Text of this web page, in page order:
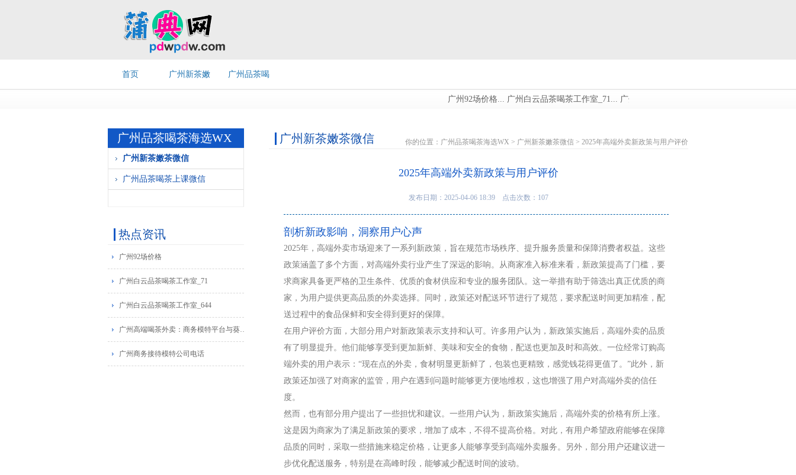
首页 广州新茶嫩 广州品茶喝
广州92场价格... 广州白云品茶喝茶工作室_71... 广州白云品茶喝茶工作室_644...
广州品茶喝茶海选WX
广州新茶嫩茶微信
广州品茶喝茶上课微信
热点资讯
广州92场价格
广州白云品茶喝茶工作室_71
广州白云品茶喝茶工作室_644
广州高端喝茶外卖：商务模特平台与葵花蒲点网广告推荐
广州商务接待模特公司电话
广州新茶嫩茶微信 你的位置： 广州品茶喝茶海选WX > 广州新茶嫩茶微信 > 2025年高端外卖新政策与用户评价
2025年高端外卖新政策与用户评价
发布日期：2025-04-06 18:39 点击次数：107
剖析新政影响，洞察用户心声
2025年，高端外卖市场迎来了一系列新政策，旨在规范市场秩序、提升服务质量和保障消费者权益。这些
政策涵盖了多个方面，对高端外卖行业产生了深远的影响。从商家准入标准来看，新政策提高了门槛，要
求商家具备更严格的卫生条件、优质的食材供应和专业的服务团队。这一举措有助于筛选出真正优质的商
家，为用户提供更高品质的外卖选择。同时，政策还对配送环节进行了规范，要求配送时间更加精准，配
送过程中的食品保鲜和安全得到更好的保障。
在用户评价方面，大部分用户对新政策表示支持和认可。许多用户认为，新政策实施后，高端外卖的品质
有了明显提升。他们能够享受到更加新鲜、美味和安全的食物，配送也更加及时和高效。一位经常订购高
端外卖的用户表示：“现在点的外卖，食材明显更新鲜了，包装也更精致，感觉钱花得更值了。”此外，新
政策还加强了对商家的监管，用户在遇到问题时能够更方便地维权，这也增强了用户对高端外卖的信任
度。
然而，也有部分用户提出了一些担忧和建议。一些用户认为，新政策实施后，高端外卖的价格有所上涨。
这是因为商家为了满足新政策的要求，增加了成本，不得不提高价格。对此，有用户希望政府能够在保障
品质的同时，采取一些措施来稳定价格，让更多人能够享受到高端外卖服务。另外，部分用户还建议进一
步优化配送服务，特别是在高峰时段，能够减少配送时间的波动。